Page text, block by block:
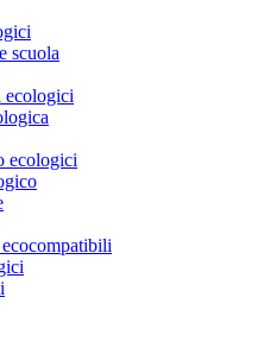
scuola
ecologici
ecologici